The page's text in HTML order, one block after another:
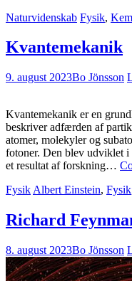
Naturvidenskab Fysik,
Kvantemekanik
9. august 2023Bo Jönsson
Kvantemekanik er en
beskriver adfærden af
atomer, molekyler og
fotoner. Den blev udviklet i
et resultat af forskning…
Fysik Albert Einstein, Fysik
Richard
8. august 2023Bo Jönsson